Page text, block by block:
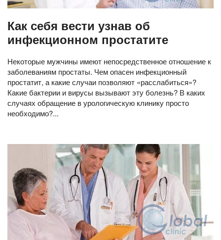
Как себя вести узнав об
инфекционном простатите
Некоторые мужчины имеют непосредственное отношение к
заболеваниям простаты. Чем опасен инфекционный
простатит, а какие случаи позволяют «расслабиться»?
Какие бактерии и вирусы вызывают эту болезнь? В каких
случаях обращение в урологическую клинику просто
необходимо?...